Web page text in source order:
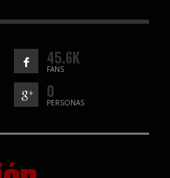
45.6K
FANS
0
PERSONAS